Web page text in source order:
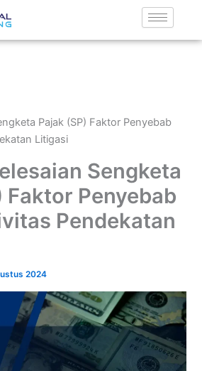
Pajak (SP) Faktor Penyebab
Litigasi
Sengketa
Faktor Penyebab
Pendekatan
2024